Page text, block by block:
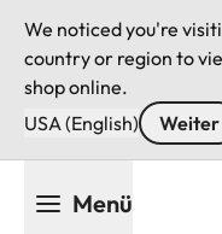
We noticed you're
country or region to
shop online.
USA (English)
Weiter
Menü